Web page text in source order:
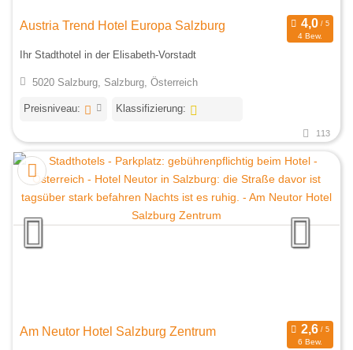
Austria Trend Hotel Europa Salzburg
4 Bew.
Ihr Stadthotel in der Elisabeth-Vorstadt
5020 Salzburg, Salzburg, Österreich
Preisniveau: Klassifizierung:
113
Am Neutor Hotel Salzburg Zentrum
6 Bew.